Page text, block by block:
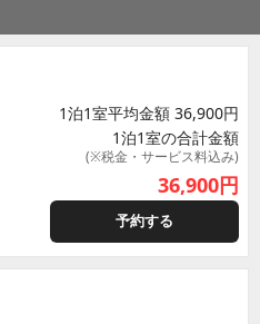
1泊1室平均金額 36,900円
1泊1室の合計金額
(※税金・サービス料込み)
36,900円
予約する